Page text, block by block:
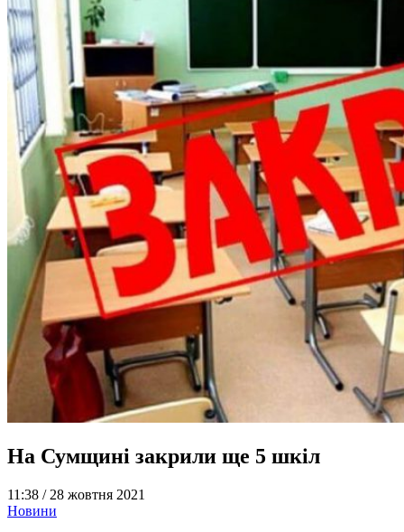
На Сумщині закрили ще 5 шкіл
11:38 / 28 жовтня 2021
Новини